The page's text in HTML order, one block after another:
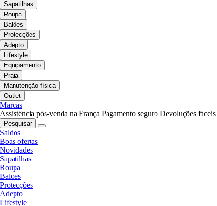
Sapatilhas
Roupa
Balões
Protecções
Adepto
Lifestyle
Equipamento
Praia
Manutenção física
Outlet
Marcas
Assistência pós-venda na França Pagamento seguro Devoluções fáceis
Pesquisar
Saldos
Boas ofertas
Novidades
Sapatilhas
Roupa
Balões
Protecções
Adepto
Lifestyle